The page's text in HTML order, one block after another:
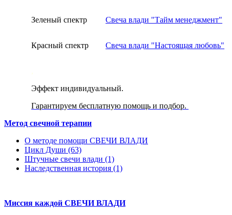
Зеленый спектр Свеча влади "Тайм менеджмент"
Красный спектр Свеча влади "Настоящая любовь"
,
Эффект индивидуальный.
Гарантируем бесплатную помощь и подбор.
Метод свечной терапии
О методе помощи СВЕЧИ ВЛАДИ
Цикл Души (63)
Штучные свечи влади (1)
Наследственная история (1)
Миссия каждой СВЕЧИ ВЛАДИ